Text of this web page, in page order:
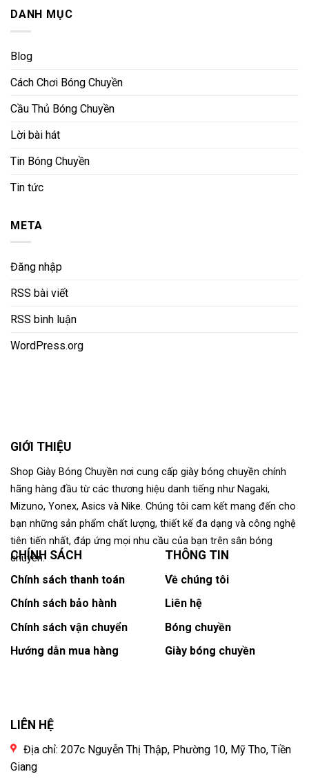
DANH MỤC
Blog
Cách Chơi Bóng Chuyền
Cầu Thủ Bóng Chuyền
Lời bài hát
Tin Bóng Chuyền
Tin tức
META
Đăng nhập
RSS bài viết
RSS bình luận
WordPress.org
GIỚI THIỆU
Shop Giày Bóng Chuyền nơi cung cấp giày bóng chuyền chính
hãng hàng đầu từ các thương hiệu danh tiếng như Nagaki,
Mizuno, Yonex, Asics và Nike. Chúng tôi cam kết mang đến cho
bạn những sản phẩm chất lượng, thiết kế đa dạng và công nghệ
tiên tiến nhất, đáp ứng mọi nhu cầu của bạn trên sân bóng
chuyền.
CHÍNH SÁCH
Chính sách thanh toán
Chính sách bảo hành
Chính sách vận chuyển
Hướng dẫn mua hàng
THÔNG TIN
Về chúng tôi
Liên hệ
Bóng chuyền
Giày bóng chuyền
LIÊN HỆ
Địa chỉ: 207c Nguyễn Thị Thập, Phường 10, Mỹ Tho, Tiền
Giang